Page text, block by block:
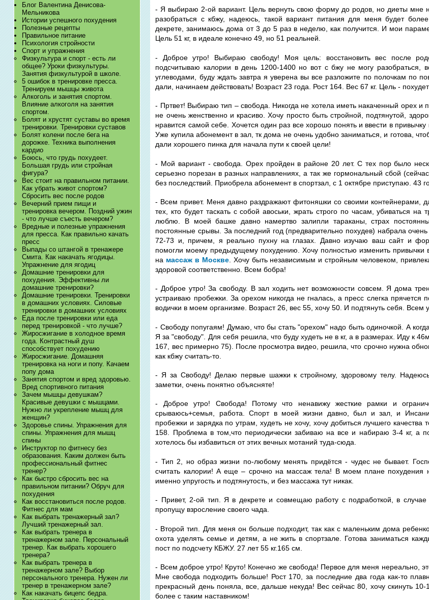
Блог Валентина Денисова-
Мельникова
Истории успешного похудения
Полезные рецепты
Правильное питание
Психология стройности
Спорт и упражнения
Физкультура и спорт - есть ли
общее? Уроки физкультуры.
Занятия физкультурой в школе.
5 ошибок в тренировке пресса.
Тренируем мышцы живота
Алкоголь и занятия спортом.
Влияние алкоголя на занятия
спортом.
Болят и хрустят суставы во время
тренировки. Тренировки суставов
Болят колени после бега на
дорожке. Техника выполнения
кардио
Боюсь, что грудь похудеет.
Большая грудь или стройная
фигура?
Вес стоит на правильном питании.
Как убрать живот спортом?
Сбросить вес после родов
Вечерний прием пищи и
тренировка вечером. Поздний ужин
- что лучше съесть вечером?
Вредные и полезные упражнения
для пресса. Как правильно качать
пресс
Выпады со штангой в тренажере
Смита. Как накачать ягодицы.
Упражнение для ягодиц
Домашние тренировки для
похудения. Эффективны ли
домашние тренировки?
Домашние тренировки. Тренировки
в домашних условиях. Силовые
тренировки в домашних условиях
Еда после тренировки или еда
перед тренировкой - что лучше?
Жиросжигание в холодное время
года. Контрастный душ
способствует похудению
Жиросжигание. Домашняя
тренировка на ноги и попу. Качаем
попу дома
Занятия спортом и вред здоровью.
Вред спортивного питания
Зачем мышцы девушкам?
Красивые девушки с мышцами.
Нужно ли укрепление мышц для
женщин?
Здоровье спины. Упражнения для
спины. Упражнения для мышц
спины
Инструктор по фитнесу без
образования. Каким должен быть
профессиональный фитнес
тренер?
Как быстро сбросить вес на
правильном питании? Обруч для
похудения
Как восстановиться после родов.
Фитнес для мам
Как выбрать тренажерный зал?
Лучший тренажерный зал.
Как выбрать тренера в
тренажерном зале. Персональный
тренер. Как выбрать хорошего
тренера?
Как выбрать тренера в
тренажерном зале? Выбор
персонального тренера. Нужен ли
тренер в тренажерном зале?
Как накачать бицепс бедра.
- Я выбираю 2-ой вариант. Цель вернуть свою форму до родов, но диеты мне
разобраться с кбжу, надеюсь, такой вариант питания для меня будет
декрете, занимаюсь дома от 3 до 5 раз в неделю, как получится. И мои
Цель 51 кг, в идеале конечно 49, но 51 реальней.
- Доброе утро! Выбираю свободу! Моя цель: восстановить вес после
подсчитываю калории в день 1200-1400 но вот с бжу не могу разобраться,
углеводами, буду ждать завтра я уверена вы все разложите по полочкам по
дали, начинаем действовать! Возраст 23 года. Рост 164. Вес 67 кг. Цель -
- Пртвет! Выбираю тип – свобода. Никогда не хотела иметь накаченный орех и
не очень женственно и красиво. Хочу просто быть стройной, подтянутой,
нравится самой себе. Хочется один раз все хорошо понять и ввести в
Уже купила абонемент в зал, тк дома не очень удобно заниматься, и готова,
дали хорошего пинка для начала пути к своей цели!
- Мой вариант - свобода. Орех пройден в районе 20 лет. С тех пор было
серьезно порезан в разных направлениях, а так же гормональный сбой
без последствий. Приобрела абонемент в спортзал, с 1 октябре приступаю. 43
- Всем привет. Меня давно раздражают фитоняшки со своими контейнерами,
тех, кто будет таскать с собой авоськи, жрать строго по часам, убиваться
люблю. В моей башке давно намертво залипли тараканы, страх
постоянные срывы. За последний год (предварительно похудев) набрала
72-73 и, причем, я реально пухну на глазах. Давно изучаю ваш сайт и
помогли моему предыдущему похудению. Хочу полностью изменить привычки
на массаж в Москве. Хочу быть независимым и стройным человеком,
здоровой соответственно. Всем бобра!
- Доброе утро! За свободу. В зал ходить нет возможности совсем. Я дома
устраиваю пробежки. За орехом никогда не гналась, а пресс слегка прячется
водички в моем организме. Возраст 26, вес 55, хочу 50. И подтянуть себя. Всем
- Свободу попугаям! Думаю, что бы стать "орехом" надо быть одиночкой. А
Я за "свободу". Для себя решила, что буду худеть не в кг, а в размерах. Иду к
167, вес примерно 75). После просмотра видео, решила, что срочно нужна
как кбжу считать-то.
- Я за Свободу! Делаю первые шажки к стройному, здоровому телу.
заметки, очень понятно объясняте!
- Доброе утро! Свобода! Потому что ненавижу жесткие рамки и
срываюсь+семья, работа. Спорт в моей жизни давно, был и зал, и
пробежки и зарядка по утрам, худеть не хочу, хочу добиться лучшего
158. Проблема в том,что периодически забиваю на все и набираю 3-4 кг, а
хотелось бы избавиться от этих вечных мотаний туда-сюда.
- Тип 2, но образ жизни по-любому менять придётся - чудес не бывает.
считать калории! А еще – срочно на массаж тела! В моем плане похудения
именно упругость и подтянутость, и без массажа тут никак.
- Привет, 2-ой тип. Я в декрете и совмещаю работу с подработкой, в случае
пропущу взросление своего чада.
- Второй тип. Для меня он больше подходит, так как с маленьким дома
охота уделять семье и детям, а не жить в спортзале. Готова заниматься
пост по подсчету КБЖУ. 27 лет 55 кг.165 см.
- Всем доброе утро! Круто! Конечно же свобода! Первое для меня нереально,
Мне свобода подходить больше! Рост 170, за последние два года как-то
прекрасный день поняла, все, дальше некуда! Вес сейчас 80, хочу скинуть 10-
более с таким наставником!